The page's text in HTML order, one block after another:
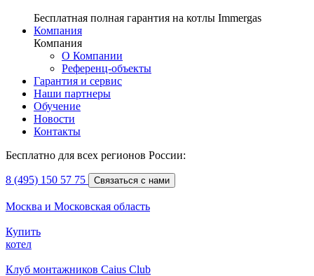
Бесплатная полная гарантия на котлы Immergas
Компания
Компания
О Компании
Референц-объекты
Гарантия и сервис
Наши партнеры
Обучение
Новости
Контакты
Бесплатно для всех регионов России:
8 (495) 150 57 75 Связаться с нами
Москва и Московская область
Купить
котел
Клуб монтажников Caius Club